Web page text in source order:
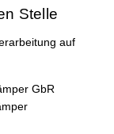
Stelle
auf
GbR